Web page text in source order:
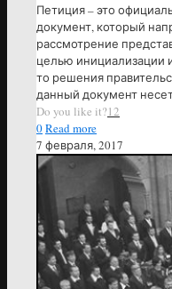
Петиция – это
документ, который
рассмотрение
целью инициализации
то решения
данный документ
Do you like it?12
0Read more
7 февраля, 2017